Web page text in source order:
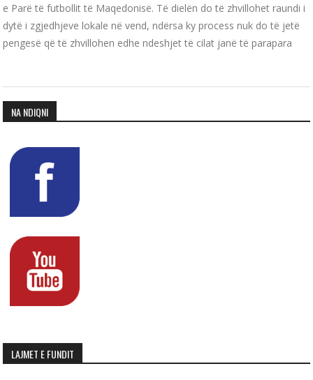
e Parë të futbollit të Maqedonisë. Të dielën do të zhvillohet raundi i
dytë i zgjedhjeve lokale në vend, ndërsa ky process nuk do të jetë
pengesë që të zhvillohen edhe ndeshjet të cilat janë të parapara
NA NDIQNI
LAJMET E FUNDIT